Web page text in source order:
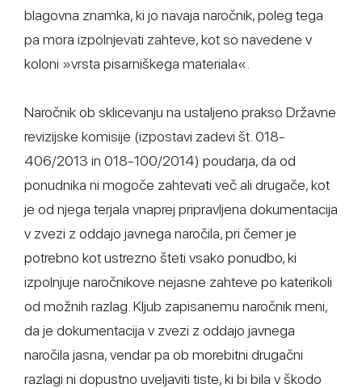
blagovna znamka, ki jo navaja naročnik, poleg tega
pa mora izpolnjevati zahteve, kot so navedene v
koloni »vrsta pisarniškega materiala«.
Naročnik ob sklicevanju na ustaljeno prakso Državne
revizijske komisije (izpostavi zadevi št. 018-
406/2013 in 018-100/2014) poudarja, da od
ponudnika ni mogoče zahtevati več ali drugače, kot
je od njega terjala vnaprej pripravljena dokumentacija
v zvezi z oddajo javnega naročila, pri čemer je
potrebno kot ustrezno šteti vsako ponudbo, ki
izpolnjuje naročnikove nejasne zahteve po katerikoli
od možnih razlag. Kljub zapisanemu naročnik meni,
da je dokumentacija v zvezi z oddajo javnega
naročila jasna, vendar pa ob morebitni drugačni
razlagi ni dopustno uveljaviti tiste, ki bi bila v škodo